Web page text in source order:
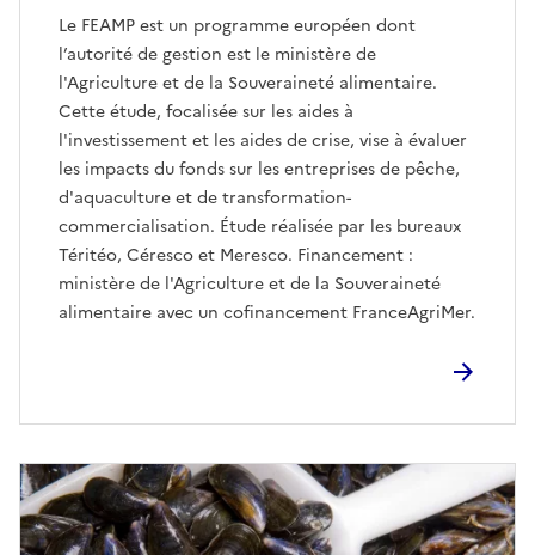
Le FEAMP est un programme européen dont
l’autorité de gestion est le ministère de
l'Agriculture et de la Souveraineté alimentaire.
Cette étude, focalisée sur les aides à
l'investissement et les aides de crise, vise à évaluer
les impacts du fonds sur les entreprises de pêche,
d'aquaculture et de transformation-
commercialisation. Étude réalisée par les bureaux
Téritéo, Céresco et Meresco. Financement :
ministère de l'Agriculture et de la Souveraineté
alimentaire avec un cofinancement FranceAgriMer.